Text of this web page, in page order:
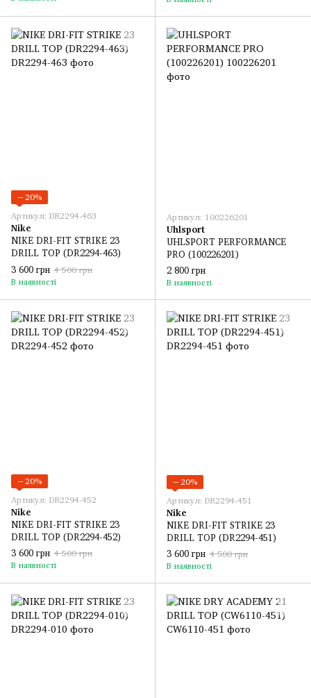
−20%
Артикул: DR2294-463
Nike
NIKE DRI-FIT STRIKE 23
DRILL TOP (DR2294-463)
3 600 грн 4 500 грн
В наявності
Артикул: 100226201
Uhlsport
UHLSPORT PERFORMANCE
PRO (100226201)
2 800 грн
В наявності
−20%
Артикул: DR2294-452
Nike
NIKE DRI-FIT STRIKE 23
DRILL TOP (DR2294-452)
3 600 грн 4 500 грн
В наявності
−20%
Артикул: DR2294-451
Nike
NIKE DRI-FIT STRIKE 23
DRILL TOP (DR2294-451)
3 600 грн 4 500 грн
В наявності